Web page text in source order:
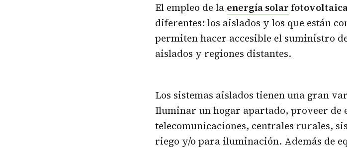
El empleo de la energía solar
diferentes: los aislados y los que están
permiten hacer accesible el suministro
aislados y regiones distantes.
Los sistemas aislados tienen una gran
Iluminar un hogar apartado, proveer de
telecomunicaciones, centrales rurales,
riego y/o para iluminación. Además de